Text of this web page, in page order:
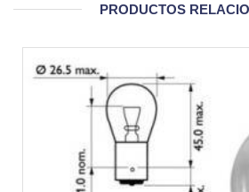
PRODUCTOS